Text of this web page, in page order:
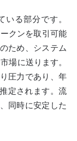
る部分です。
クンを取引可能
ため、システム
場に送ります。
圧力であり、年
定されます。流
同時に安定した